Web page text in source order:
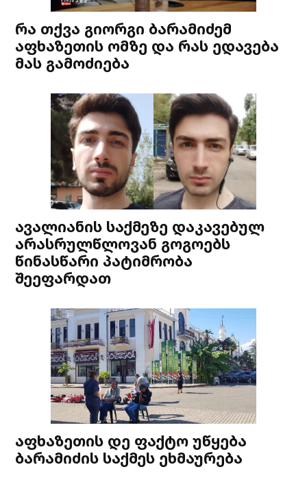
რა თქვა გიორგი ბარამიძემ
აფხაზეთის ომზე და რას ედავება
მას გამოძიება
ავალიანის საქმეზე დაკავებულ
არასრულწლოვან გოგოებს
წინასწარი პატიმრობა
შეეფარდათ
აფხაზეთის დე ფაქტო უწყება
ბარამიძის საქმეს ეხმაურება